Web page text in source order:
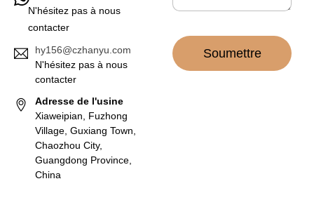
N'hésitez pas à nous
contacter
hy156@czhanyu.com
N'hésitez pas à nous
contacter
Adresse de l'usine
Xiaweipian, Fuzhong
Village, Guxiang Town,
Chaozhou City,
Guangdong Province,
China
Soumettre